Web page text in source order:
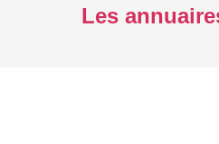
Les